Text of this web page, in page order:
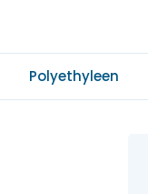
Polyethyleen